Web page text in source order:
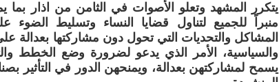
يتكرر المشهد وتعلو الأصوات في الثامن من اذار بما
منبراً للجميع لتناول قضايا النساء وتسليط الضوء
المشاكل والتحديات التي تحول دون مشاركتها بعدالة
والسياسية، الأمر الذي يدعو لضرورة وضع الخطط
يسمح لمشاركتهن بعدالة، ويمنحهن الدور في التأثير